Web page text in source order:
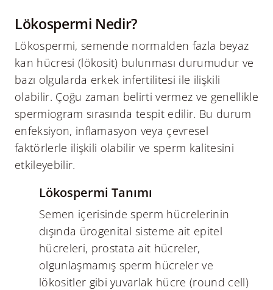
Lökospermi Nedir?
Lökospermi, semende normalden fazla beyaz
kan hücresi (lökosit) bulunması durumudur ve
bazı olgularda erkek infertilitesi ile ilişkili
olabilir. Çoğu zaman belirti vermez ve genellikle
spermiogram sırasında tespit edilir. Bu durum
enfeksiyon, inflamasyon veya çevresel
faktörlerle ilişkili olabilir ve sperm kalitesini
etkileyebilir.
Lökospermi Tanımı
Semen içerisinde sperm hücrelerinin
dışında ürogenital sisteme ait epitel
hücreleri, prostata ait hücreler,
olgunlaşmamış sperm hücreler ve
lökositler gibi yuvarlak hücre (round cell)